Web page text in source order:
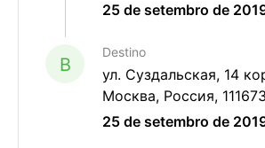
25 de setembro de
B
Destino
ул. Суздальская, 14
Москва, Россия, 111673
25 de setembro de